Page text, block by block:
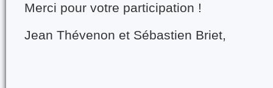
Merci pour votre participation !
Jean Thévenon et Sébastien Briet,